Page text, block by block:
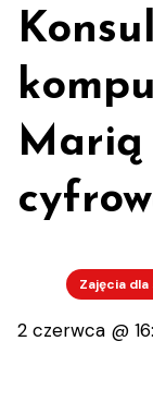
Marią
Zajęcia
2 czerwca @